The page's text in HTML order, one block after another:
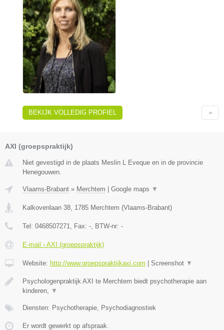
BEKIJK VOLLEDIG PROFIEL
AXI (groepspraktijk)
Niet gevestigd in de plaats Meslin L Eveque en in de provincie
Henegouwen.
Vlaams-Brabant » Merchtem | Google maps ▼
Kalkovenlaan 38 1785 Merchtem (Vlaams-Brabant)
Tel: 0468507271 , Fax: - , BTW-nr: -
E-mail › AXI (groepspraktijk)
Website: http://www.groepspraktijkaxi.com | Screenshot ▼
Psychologenpraktijk AXI te Merchtem biedt psychotherapie aan
kinderen,
▼
Diensten: Psychotherapie, Psychodiagnostiek
Er wordt gewerkt op afspraak.